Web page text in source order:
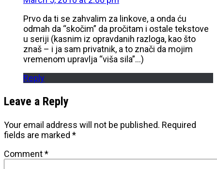
Prvo da ti se zahvalim za linkove, a onda ću
odmah da “skočim” da pročitam i ostale tekstove
u seriji (kasnim iz opravdanih razloga, kao što
znaš – i ja sam privatnik, a to znači da mojim
vremenom upravlja “viša sila”…)
Reply
Leave a Reply
Your email address will not be published. Required
fields are marked *
Comment*